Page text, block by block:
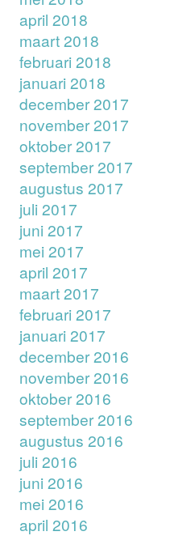
april 2018
maart 2018
februari 2018
januari 2018
december 2017
november 2017
oktober 2017
september 2017
augustus 2017
juli 2017
juni 2017
mei 2017
april 2017
maart 2017
februari 2017
januari 2017
december 2016
november 2016
oktober 2016
september 2016
augustus 2016
juli 2016
juni 2016
mei 2016
april 2016